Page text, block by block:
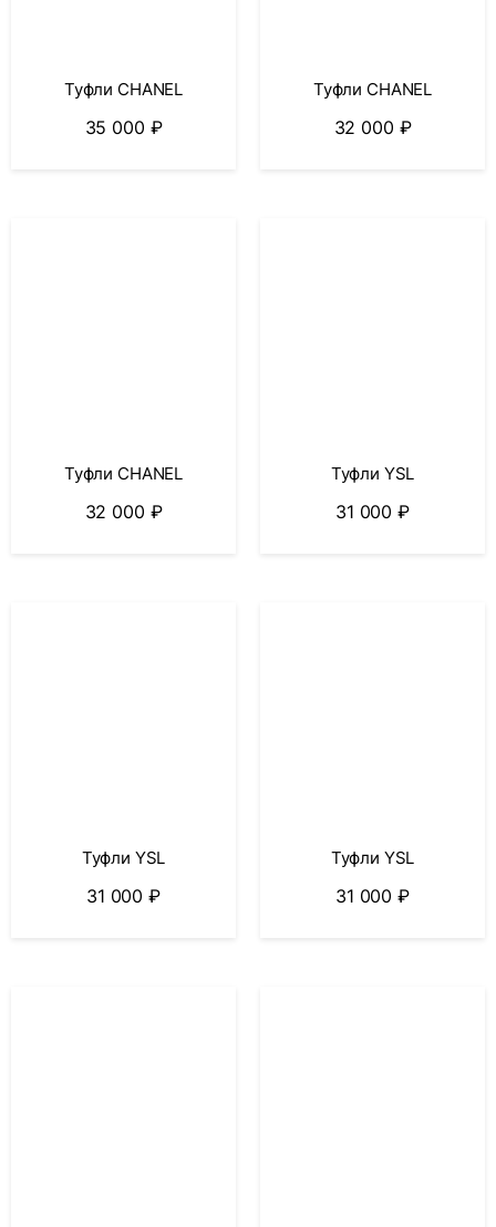
Туфли CHANEL
35 000 ₽
Туфли CHANEL
32 000 ₽
Туфли CHANEL
32 000 ₽
Туфли YSL
31 000₽
Туфли YSL
31 000₽
Туфли YSL
31 000₽